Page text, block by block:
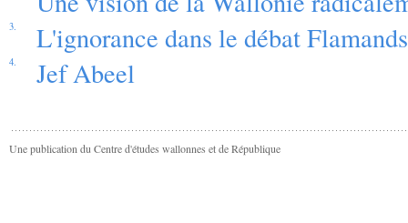
3. L'ignorance dans le débat
4. Jef Abeel
Une publication du Centre d'études wallonnes et de République